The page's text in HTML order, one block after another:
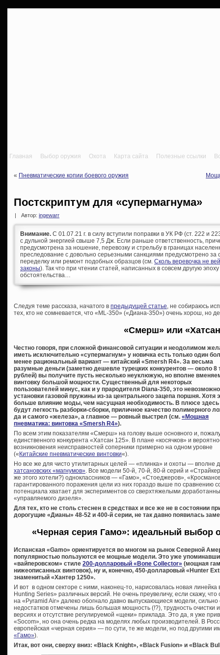
Главная Выбор оружия Охота Карта сайта Полезные ссылки
« Пневматические копии боевого оружия
Постскриптум для «супермагнума»
| Автор: ingewarr
Внимание. С 01.07.21 г. в силу вступили поправки в УК РФ (ст. 222 и
с дульной энергией свыше 7,5 Дж. Если раньше ответственность,
предусмотрена за ношение, перевозку и стрельбу в границах
преследование с довольно серьезными санкциями предусмотрено за
переделку или ремонт подобных образцов (см. Сколь веревочка не
законы). Так что при чтении статей, написанных в совсем другую
обстоятельства…
Следуя теме рассказа, начатого в предыдущей статье , не собираюсь
тех, кто не сомневается, что «ML-350» («Диана-350») очень хорош, но
«Смерш» или
Честно говоря, при сложной финансовой ситуации и неодолимом
иметь исключительно «супермагнум» у новичка есть только один
менее рациональный вариант — китайский «Smersh R4». За весьма
разумные деньги (заметно дешевле турецких конкурентов — около 8
рублей) вы получите пусть несколько неуклюжую, но вполне
винтовку большой мощности. Существенный для некоторых
пользователей минус, как и у прародителя Diana-350, это
установки газовой пружины из-за центрального зацепа поршня. Хотя
больше влияние моды, чем насущная необходимость. В плюсе здесь
будут легкость разборки-сборки, приличное качество полимерного
да и самого «железа», а главное — ровный выстрел (см. «Мощная
пневматика: винтовка «Smersh R4»).
По всем этим показателям «Смерш» на голову выше основного и,
единственного конкурента «Хатсан 125». В плане «косячков» и
возникновения неисправностей соперники примерно на одном уровне
(«Китайские пневматические винтовки«).
Но все же для чисто утилитарных целей — «плинка» и охоты — вполне
хатсановских «магнумов» . Все модели 50-й, 70-й, 80-й серий и
же этого хотели?) одноклассников — «Гамо», «Стоеджеров»,
гарантированного поражения цели из них гораздо выше по сравнению
потенциала хватает для экспериментов со сверхтяжелыми
«управляемого дизеля».
Для тех, кто не столь стеснен в средствах и все же не в состоянии
дорогущие «Дианы» 48-52 и 400-й серии, не так давно появилась
«Черная серия Гамо»: идеальный выбор
Испанская «Gamo» ориентируется во многом на рынок Северной
популярностью пользуются ее мощные модели. Это уже
«вайперовском» стиле 200-долларовый «Bone Collector» (мощная
нижеописанных винтовок), ну и, конечно, 450-долларовый «Hunter
знаменитый «Хантер 1250».
И вот в одном секторе с ними, наконец-то, нарисовалась новая
Hunting Series» различных версий. Не очень преувеличу, если скажу,
на «Pyramid Air» далеко обогнало давно выпускающиеся модели,
недостатков отмечены лишь большая мощность (!?), трудность очистки
версиях и отсутствие регулируемой «щеки» приклада. Это да, я уже
«Socom», но она очень редка на моделях любых производителей. В
европейская «черная серия» — по сути, те же модели, но под другими
«Гамо»).
Итак, вот они, сверху вниз: «Black Knight», «Black Fusion» и «Black